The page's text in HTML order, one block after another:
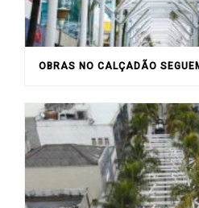
OBRAS NO CALÇADÃO